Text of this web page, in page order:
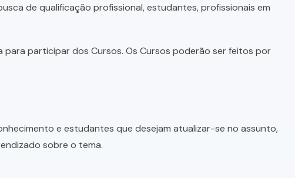
de qualificação profissional, estudantes, profissionais em
para participar dos Cursos. Os Cursos poderão ser feitos por
e estudantes que desejam atualizar-se no assunto,
sobre o tema.